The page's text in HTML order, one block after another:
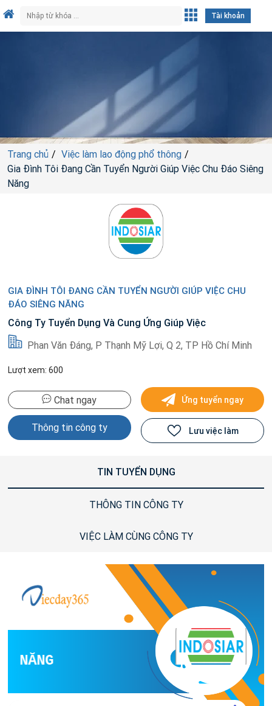
Tài khoản
Trang chủ
Việc làm lao động phổ thông
Gia Đình Tôi Đang Cần Tuyển Người Giúp Việc Chu Đáo Siêng
Năng
GIA ĐÌNH TÔI ĐANG CẦN TUYỂN NGƯỜI GIÚP VIỆC CHU
ĐÁO SIÊNG NĂNG
Công Ty Tuyển Dụng Và Cung Ứng Giúp Việc
Phan Văn Đáng, P Thạnh Mỹ Lợi, Q 2, TP Hồ Chí Minh
Lượt xem: 600
Chat ngay
Thông tin công ty
Ứng tuyển ngay
Lưu việc làm
TIN TUYỂN DỤNG
THÔNG TIN CÔNG TY
VIỆC LÀM CÙNG CÔNG TY